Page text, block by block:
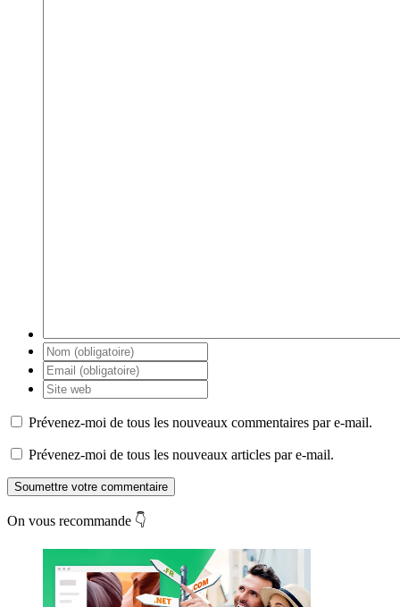
Prévenez-moi de tous les nouveaux commentaires par e-mail.
Prévenez-moi de tous les nouveaux articles par e-mail.
Soumettre votre commentaire
On vous recommande 👇